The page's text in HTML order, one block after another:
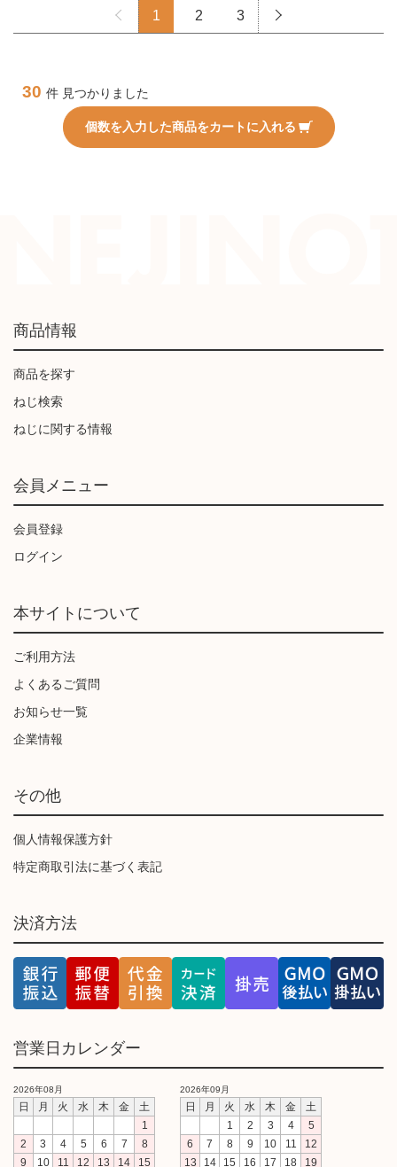
1 2 3
30 件 見つかりました
個数を入力した商品をカートに入れる
商品情報
商品を探す
ねじ検索
ねじに関する情報
会員メニュー
会員登録
ログイン
本サイトについて
ご利用方法
よくあるご質問
お知らせ一覧
企業情報
その他
個人情報保護方針
特定商取引法に基づく表記
決済方法
営業日カレンダー
2026年08月
日 月 火 水 木 金
土
1
2
3 4 5 6 7
8
9
10 11 12 13 14 15
2026年09月
日 月 火 水 木 金
土
1
2 3 4
5
6
7 8 9 10 11
12
13
14 15 16 17 18 19